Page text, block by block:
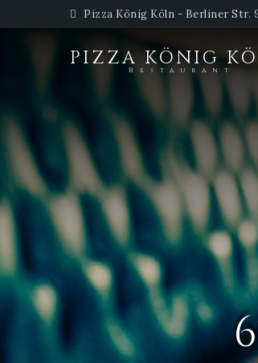
Pizza König Köln - Berliner Str.
PIZZA KÖNIG
Restaurant